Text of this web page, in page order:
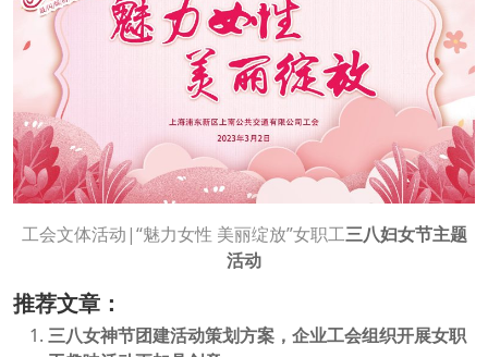
工会文体活动|“魅力女性 美丽绽放”女职工三八妇女节主题
活动
推荐文章：
三八女神节团建活动策划方案，企业工会组织开展女职